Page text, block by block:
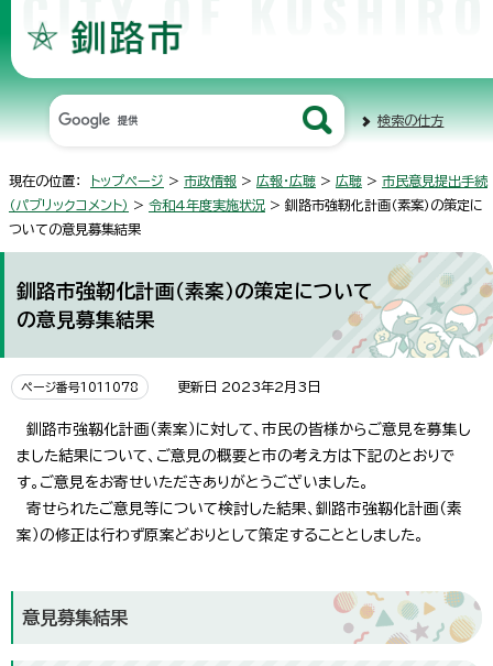
検索の仕方
現在の位置： トップページ > 市政情報 > 広報・広聴 > 広聴 > 市民意見提出手続
（パブリックコメント） > 令和4年度実施状況 > 釧路市強靭化計画（素案）の策定に
ついての意見募集結果
釧路市強靭化計画（素案）の策定について
の意見募集結果
ページ番号1011078 更新日 2023年2月3日
釧路市強靱化計画（素案）に対して、市民の皆様からご意見を募集し
ました結果について、ご意見の概要と市の考え方は下記のとおりで
す。ご意見をお寄せいただきありがとうございました。
寄せられたご意見等について検討した結果、釧路市強靱化計画（素
案）の修正は行わず原案どおりとして策定することとしました。
意見募集結果